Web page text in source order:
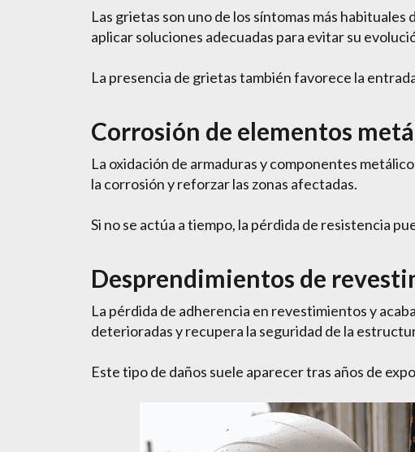
Las grietas son uno de los síntomas más
aplicar soluciones adecuadas para evitar su
La presencia de grietas también favorece la
Corrosión de elementos
La oxidación de armaduras y componentes
la corrosión y reforzar las zonas afectadas.
Si no se actúa a tiempo, la pérdida de resistencia
Desprendimientos de
La pérdida de adherencia en revestimientos y
deterioradas y recupera la seguridad de la
Este tipo de daños suele aparecer tras años de